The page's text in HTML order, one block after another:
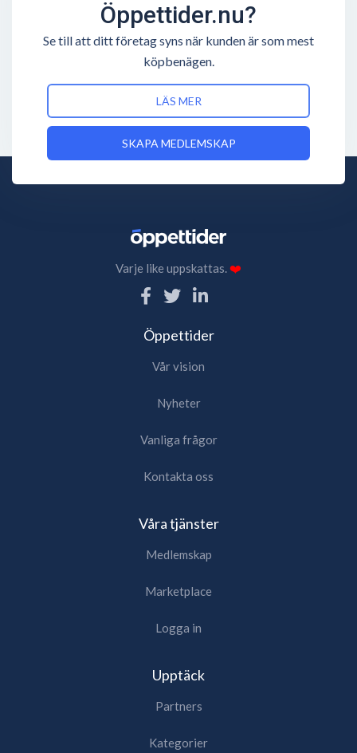
Öppettider.nu?
Se till att ditt företag syns när kunden är som mest
köpbenägen.
LÄS MER
SKAPA MEDLEMSKAP
Varje like uppskattas.❤️
Öppettider
Vår vision
Nyheter
Vanliga frågor
Kontakta oss
Våra tjänster
Medlemskap
Marketplace
Logga in
Upptäck
Partners
Kategorier